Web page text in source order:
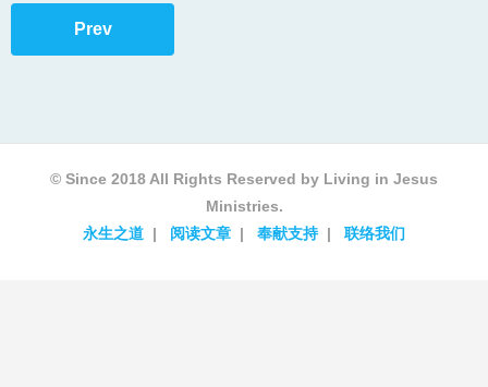
Prev
© Since 2018 All Rights Reserved by Living in Jesus
Ministries.
永生之道
阅读文章 奉献支持 联络我们